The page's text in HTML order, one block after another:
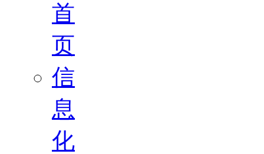
首
页
信
息
化